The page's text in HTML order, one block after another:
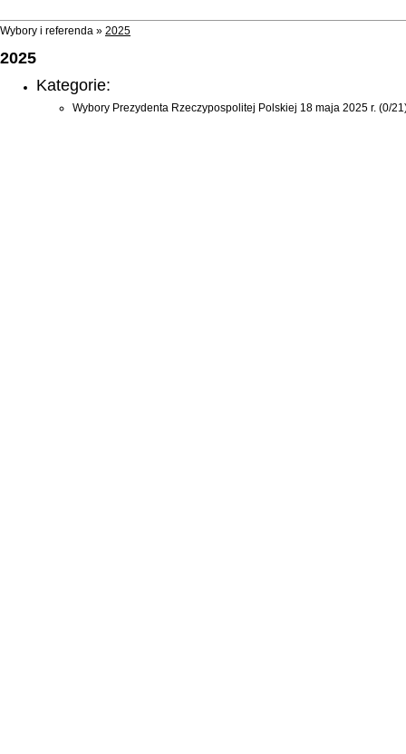
Wybory i referenda » 2025
2025
Kategorie:
Wybory Prezydenta Rzeczypospolitej Polskiej 18 maja 2025 r. (0/